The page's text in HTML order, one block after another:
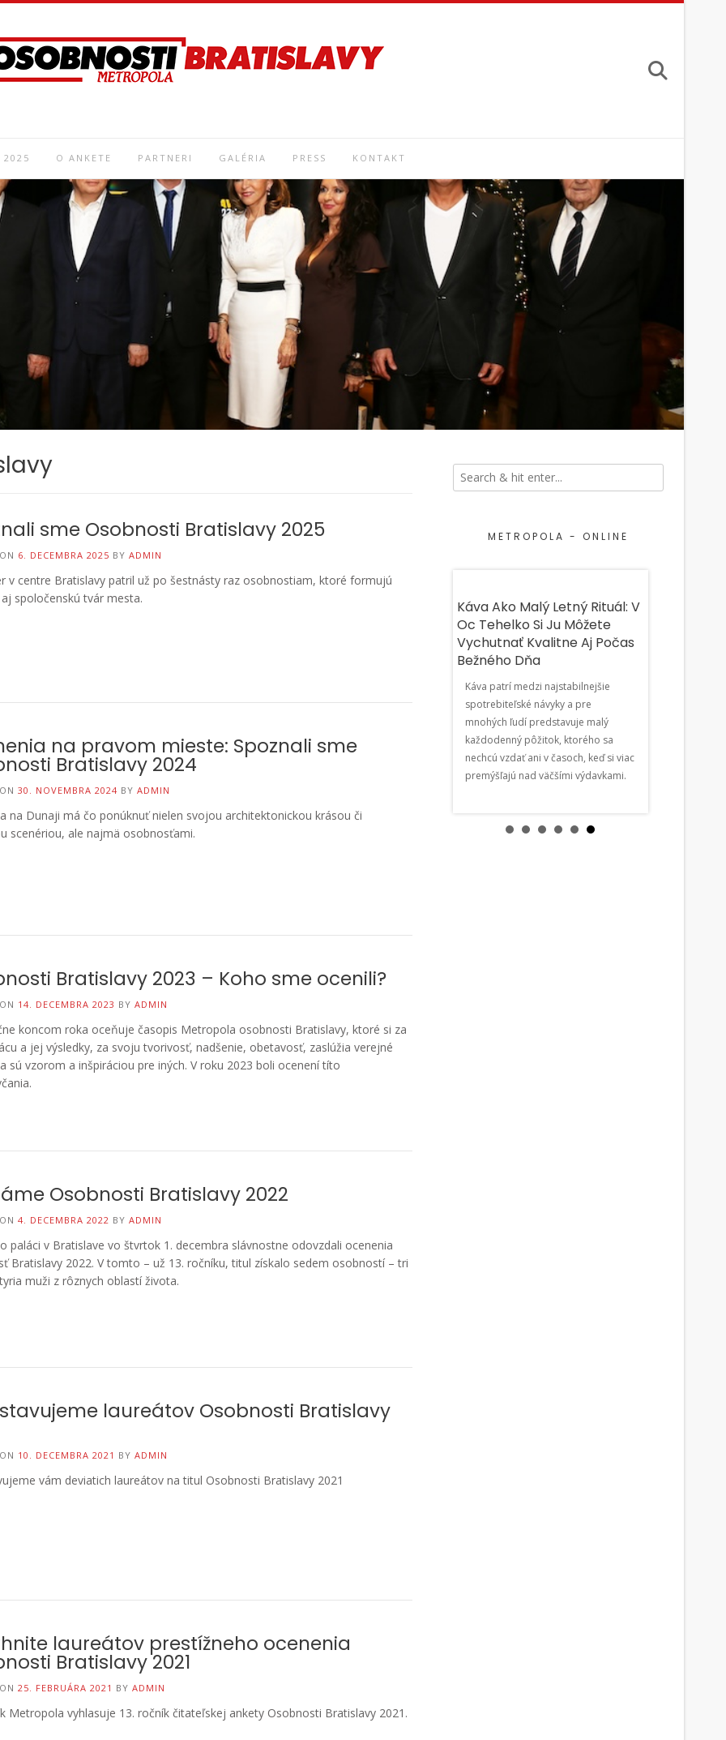
2025 O ANKETE PARTNERI GALÉRIA PRESS KONTAKT
sme Osobnosti Bratislavy 2025
6. DECEMBRA 2025 BY ADMIN
v centre Bratislavy patril už po šestnásty raz osobnostiam, ktoré formujú
spoločenskú tvár mesta.
na pravom mieste: Spoznali sme
Bratislavy 2024
30. NOVEMBRA 2024BY ADMIN
na Dunaji má čo ponúknuť nielen svojou architektonickou krásou či
scenériou, ale najmä osobnosťami.
Bratislavy 2023 – Koho sme ocenili?
14. DECEMBRA 2023 BY ADMIN
koncom roka oceňuje časopis Metropola osobnosti Bratislavy, ktoré si za
a jej výsledky, za svoju tvorivosť, nadšenie, obetavosť, zaslúžia verejné
sú vzorom a inšpiráciou pre iných. V roku 2023 boli ocenení títo
Osobnosti Bratislavy 2022
4. DECEMBRA 2022 BY ADMIN
paláci v Bratislave vo štvrtok 1. decembra slávnostne odovzdali ocenenia
Bratislavy 2022. V tomto – už 13. ročníku, titul získalo sedem osobností – tri
muži z rôznych oblastí života.
laureátov Osobnosti Bratislavy
10. DECEMBRA 2021 BY ADMIN
vám deviatich laureátov na titul Osobnosti Bratislavy 2021
laureátov prestížneho ocenenia
Bratislavy 2021
25. FEBRUÁRA 2021 BY ADMIN
Metropola vyhlasuje 13. ročník čitateľskej ankety Osobnosti Bratislavy 2021.
METROPOLA - ONLINE
Ľudí
Ženu
po
bezdôvodne
tváre. Poznáte
Kuriozita Na Bratislavskej
ubytovni proti agresívnemu mužovi,
ho na nečakanom mieste!
a organizátori z Bratislava Tourist
návštevníkov aj na
Káva Ako Malý Letný Rituál: V
Oc Tehelko Si Ju Môžete
Vychutnať Kvalitne Aj Počas
Bežného Dňa
Káva patrí medzi najstabilnejšie
spotrebiteľské návyky a pre
mnohých ľudí predstavuje malý
každodenný pôžitok, ktorého sa
nechcú vzdať ani v časoch, keď si viac
premýšľajú nad väčšími výdavkami.